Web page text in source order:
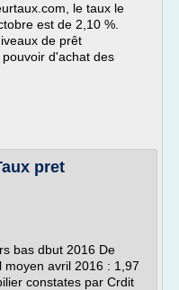
le taux le
est de 2,10 %.
de prêt
d'achat des
pret
bas dbut 2016 De
moyen avril 2016 : 1,97
constates par Crdit